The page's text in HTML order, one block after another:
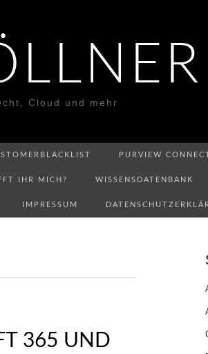
Cloud und mehr
PURVIEW
IHR MICH? WISSENSDATENBANK
IMPRESSUM
365 UND